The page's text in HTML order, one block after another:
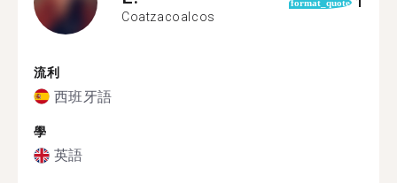
Coatzacoalcos
format_quote
流利
西班牙語
學
英語